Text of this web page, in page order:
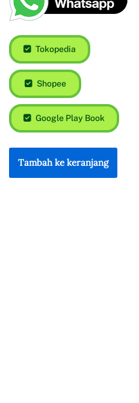
Tokopedia
Shopee
Google Play Book
Tambah ke keranjang